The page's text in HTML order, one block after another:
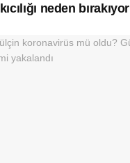
neden bırakıyor